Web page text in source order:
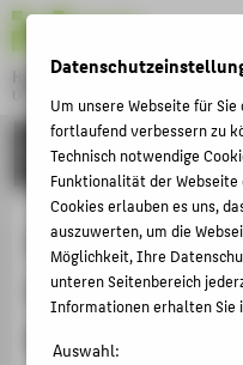
Hochschule für Technik und
University of Applied Sciences
Menu
FORSCHUNG
Agfacolor
in late 1930s
Restoration of
THEMEN
CAMPUS
STUDIUM
LEHRE
Um unsere Webseite für
fortlaufend verbessern zu
Technisch notwendige
Funktionalität der
Cookies erlauben es uns,
auszuwerten, um die
Möglichkeit, Ihre
unteren Seitenbereich
Informationen erhalten Sie
Auswahl: